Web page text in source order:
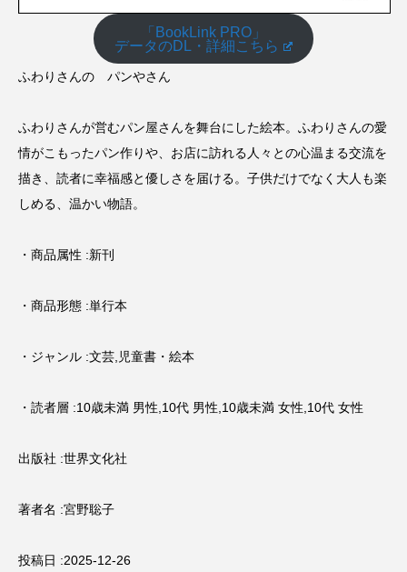
「BookLink PRO」
データのDL・詳細こちら
ふわりさんの パンやさん
ふわりさんが営むパン屋さんを舞台にした絵本。ふわりさんの愛
情がこもったパン作りや、お店に訪れる人々との心温まる交流を
描き、読者に幸福感と優しさを届ける。子供だけでなく大人も楽
しめる、温かい物語。
・商品属性 :新刊
・商品形態 :単行本
・ジャンル :文芸,児童書・絵本
・読者層 :10歳未満 男性,10代 男性,10歳未満 女性,10代 女性
出版社 :世界文化社
著者名 :宮野聡子
投稿日 :2025-12-26